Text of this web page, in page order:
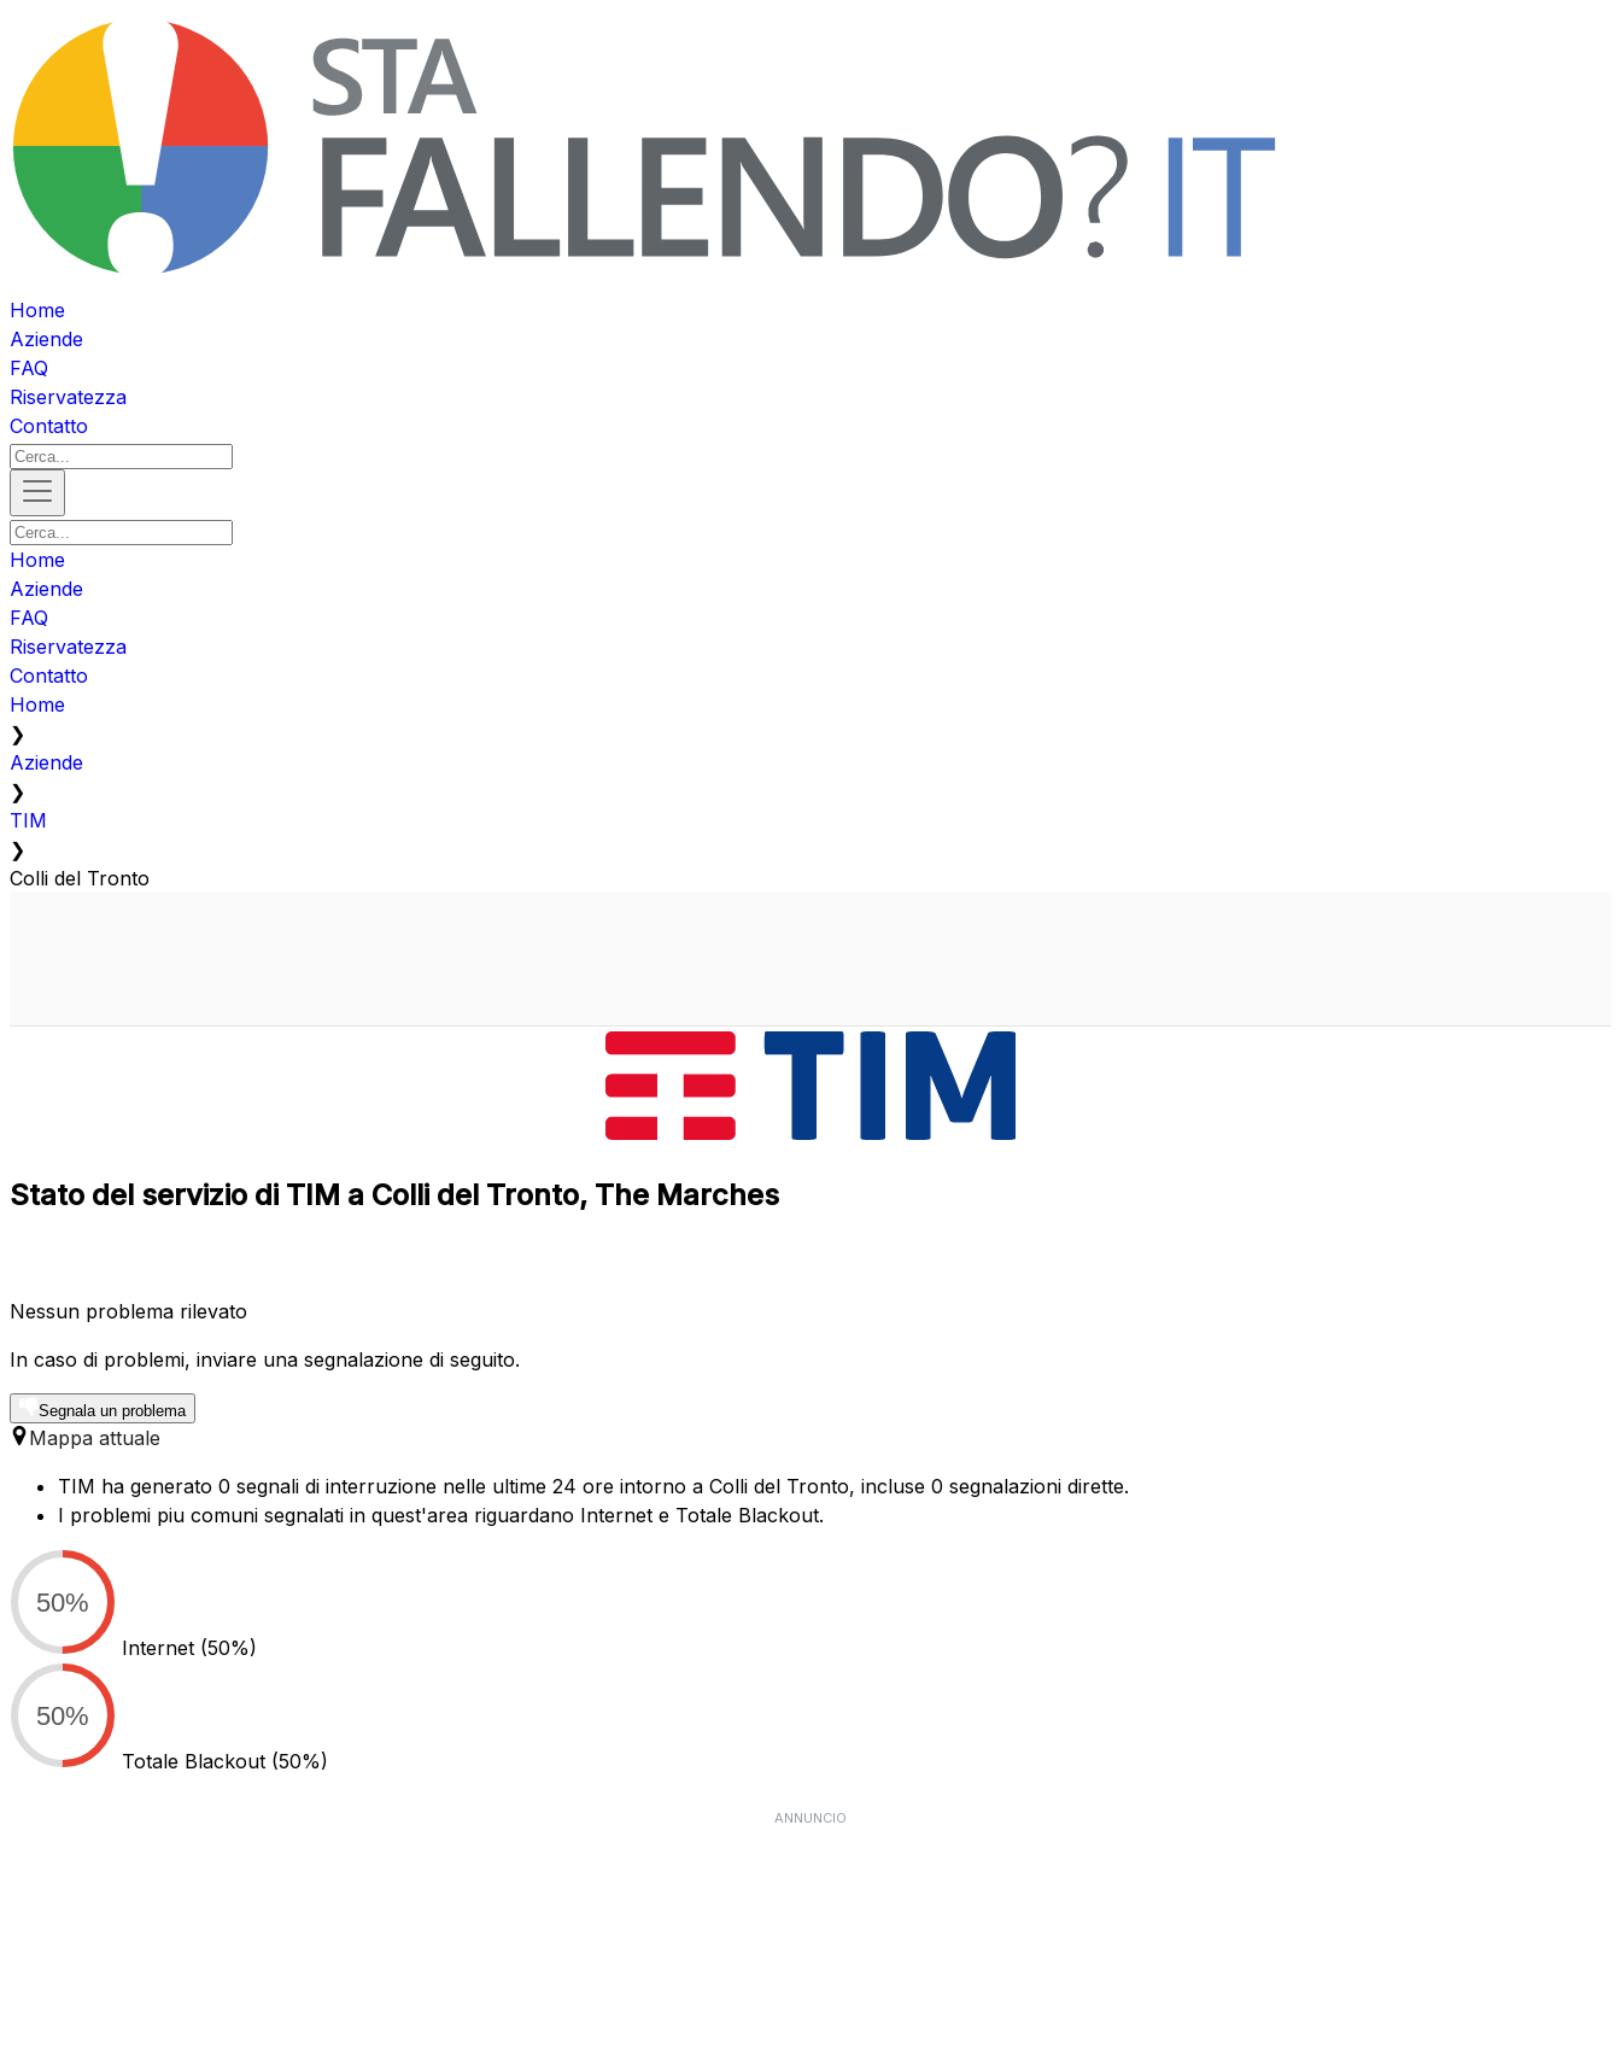
Home
Aziende
FAQ
Riservatezza
Contatto
Home
Aziende
FAQ
Riservatezza
Contatto
Home
❯
Aziende
❯
TIM
❯
Colli del Tronto
Stato del servizio di TIM a Colli del Tronto, The Marches
Nessun problema rilevato
In caso di problemi, inviare una segnalazione di seguito.
Segnala un problema
Mappa attuale
TIM ha generato 0 segnali di interruzione nelle ultime 24 ore intorno a Colli del Tronto, incluse 0 segnalazioni dirette.
I problemi piu comuni segnalati in quest'area riguardano Internet e Totale Blackout.
50%
Internet (50%)
50%
Totale Blackout (50%)
ANNUNCIO